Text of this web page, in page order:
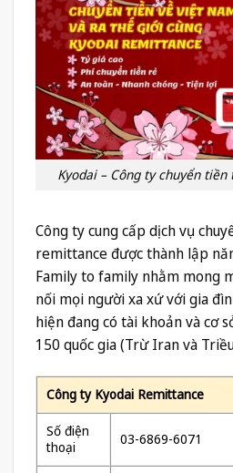
Kyodai – Công ty chuyển
Công ty cung cấp dịch vụ
remittance được thành lập
Family to family nhằm mong
nối mọi người xa xứ với gia
hiện đang có tài khoản và cơ
150 quốc gia (Trừ Iran và
Công ty Kyodai Remittance
Số điện
thoại
03-6869-6071